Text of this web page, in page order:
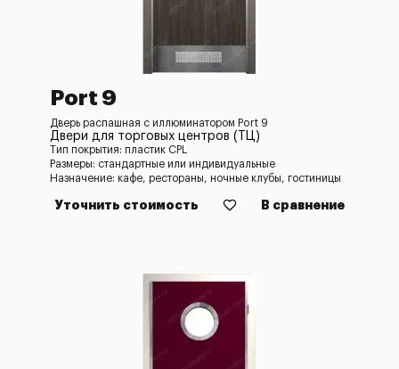
Port 9
Дверь распашная с иллюминатором Port 9
Двери для торговых центров (ТЦ)
Тип покрытия: пластик CPL
Размеры: стандартные или индивидуальные
Назначение: кафе, рестораны, ночные клубы, гостиницы
Уточнить стоимость В сравнение